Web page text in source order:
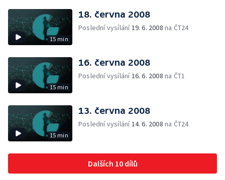
15 min
18. června 2008
Poslední vysílání19. 6. 2008 na ČT24
15 min
16. června 2008
Poslední vysílání16. 6. 2008 na ČT1
15 min
13. června 2008
Poslední vysílání14. 6. 2008 na ČT24
Dalších 10 dílů